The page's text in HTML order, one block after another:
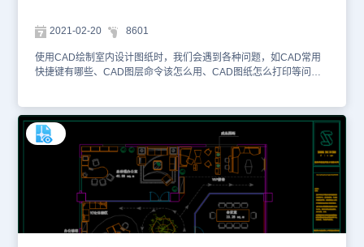
2021-02-20 8601
使用CAD绘制室内设计图纸时，我们会遇到各种问题，如CAD常用
快捷键有哪些、CAD图层命令该怎么用、CAD图纸怎么打印等问
宅室内平面布置CAD图纸提供给大家，大家可以使用国产CAD软
件，浩辰CAD看图王或者浩辰CAD官网进行在线查看，便于参考。
该住宅室内平面布置CAD图纸不仅绘制了户型的原始墙体结构，还使
用CAD常用快捷键绘制了室内的家居布置场景，如床、沙发、餐桌
等，便于用户能更加直观地了解相关设计方案。在工程建设行业中，
大家可以使用相关的CAD快速看图软件来查看该住宅室内平面布置
CAD图纸。本素材仅用于互相学习资料，请勿商用。更多图纸库资源
可访问浩辰CAD官网进行学习。